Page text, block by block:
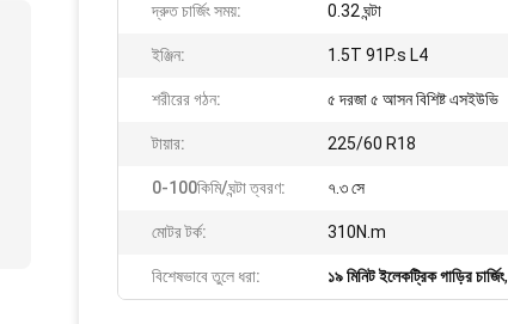
দ্রুত চার্জিং সময়: 0.32 ঘন্টা
ইঞ্জিন: 1.5T 91P.s L4
শরীরের গঠন: ৫ দরজা ৫ আসন বিশিষ্ট এসইউভি
টায়ার: 225/60 R18
0-100কিমি/ঘন্টা ত্বরণ: ৭.৩ সে
মোটর টর্ক: 310N.m
বিশেষভাবে তুলে ধরা: ১৯ মিনিট ইলেকট্রিক গাড়ির চার্জিং,